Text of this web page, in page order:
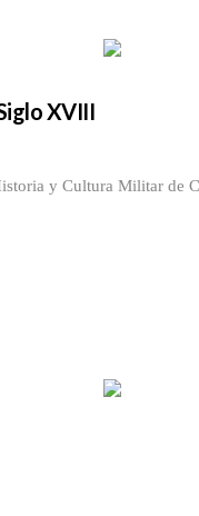
XVIII
y Cultura Militar de